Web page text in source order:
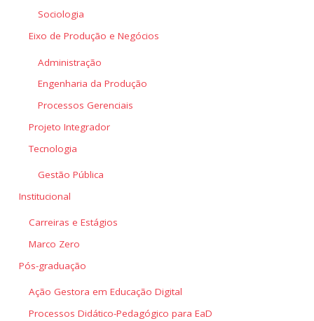
Sociologia
Eixo de Produção e Negócios
Administração
Engenharia da Produção
Processos Gerenciais
Projeto Integrador
Tecnologia
Gestão Pública
Institucional
Carreiras e Estágios
Marco Zero
Pós-graduação
Ação Gestora em Educação Digital
Processos Didático-Pedagógico para EaD